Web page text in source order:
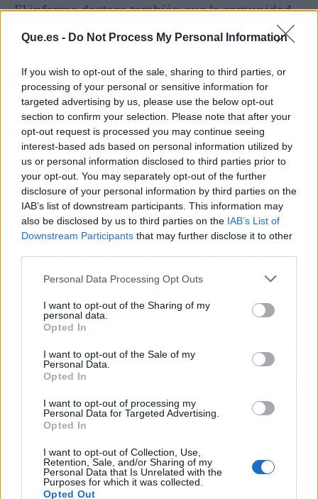
Que.es - Do Not Process My Personal Information
If you wish to opt-out of the sale, sharing to third parties, or
processing of your personal or sensitive information for
targeted advertising by us, please use the below opt-out
section to confirm your selection. Please note that after your
opt-out request is processed you may continue seeing
interest-based ads based on personal information utilized by
us or personal information disclosed to third parties prior to
your opt-out. You may separately opt-out of the further
disclosure of your personal information by third parties on the
IAB’s list of downstream participants. This information may
also be disclosed by us to third parties on the IAB’s List of
Downstream Participants that may further disclose it to other
Personal Data Processing Opt Outs
I want to opt-out of the Sharing of my
personal data.
Opted In
I want to opt-out of the Sale of my
Personal Data.
Opted In
I want to opt-out of processing my
Personal Data for Targeted Advertising.
Opted In
I want to opt-out of Collection, Use,
Retention, Sale, and/or Sharing of my
Personal Data that Is Unrelated with the
Purposes for which it was collected.
Opted Out
El informe destaca también que la comunidad
sanitarios más competitivos y dinámicos del
institucional, flexibilidad organizativa y
cooperación público-privada, factores que han
contribuido a reforzar la innovación,
sostenibilidad y resiliencia del sistema
sanitario madrileño.
El País Vasco figura igualmente entre las
comunidades más destacadas por la solidez
organizativa de Osakidetza, su capacidad de
planificación sanitaria a largo plazo y el elevado
nivel de sofisticación tecnológica y asistencial
alcanzado durante las últimas décadas.
El análisis del Instituto Coordenadas sitúa al
sistema vasco como uno de los modelos más
cohesionados y estables del panorama sanitario
español gracias a una estrategia continuada
basada en innovación, integración asistencial y
calidad de gestión.
estrecha conexión entre investigación
biomédica y práctica clínica, que ha permitido
acelerar la incorporación de avances sanitarios